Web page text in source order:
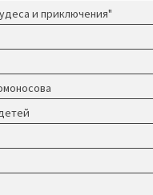
и приключения"